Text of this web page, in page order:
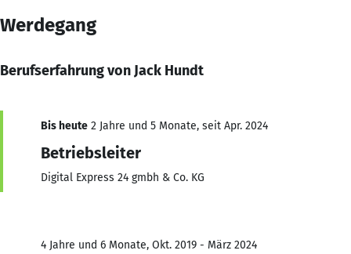
Werdegang
Berufserfahrung von Jack Hundt
Bis heute 2 Jahre und 5 Monate, seit Apr. 2024
Betriebsleiter
Digital Express 24 gmbh & Co. KG
4 Jahre und 6 Monate, Okt. 2019 - März 2024